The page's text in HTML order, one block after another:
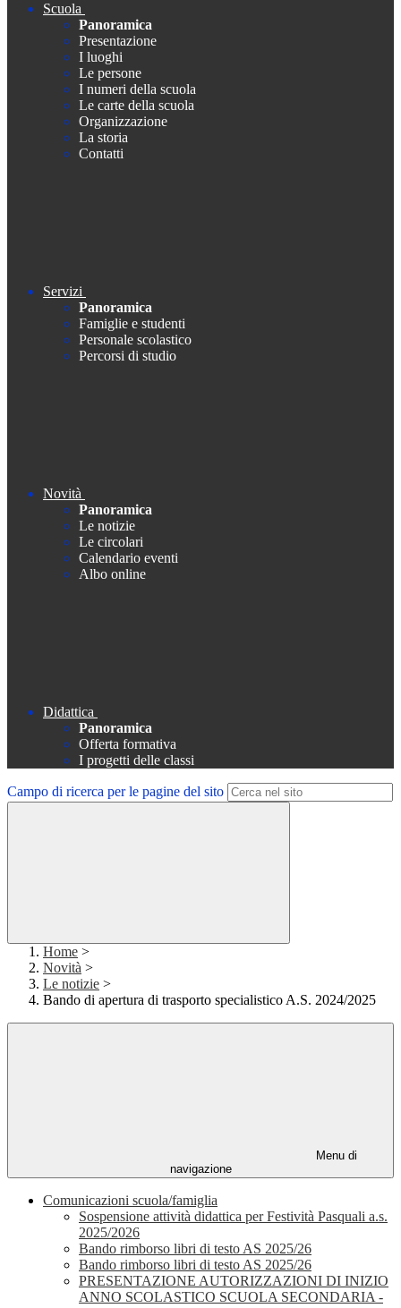
Scuola
Panoramica
Presentazione
I luoghi
Le persone
I numeri della scuola
Le carte della scuola
Organizzazione
La storia
Contatti
Servizi
Panoramica
Famiglie e studenti
Personale scolastico
Percorsi di studio
Novità
Panoramica
Le notizie
Le circolari
Calendario eventi
Albo online
Didattica
Panoramica
Offerta formativa
I progetti delle classi
Campo di ricerca per le pagine del sito
Home >
Novità >
Le notizie >
Bando di apertura di trasporto specialistico A.S. 2024/2025
Menu di
navigazione
Comunicazioni scuola/famiglia
Sospensione attività didattica per Festività Pasquali a.s.
2025/2026
Bando rimborso libri di testo AS 2025/26
Bando rimborso libri di testo AS 2025/26
PRESENTAZIONE AUTORIZZAZIONI DI INIZIO
ANNO SCOLASTICO SCUOLA SECONDARIA -